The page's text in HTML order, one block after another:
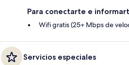
Para conectarte e
Wifi gratis (25+ Mbps de
Servicios especiales